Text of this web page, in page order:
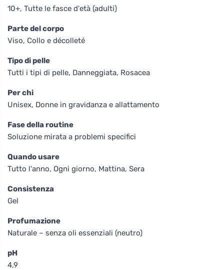
10+, Tutte le fasce d'età (adulti)
Parte del corpo
Viso, Collo e décolleté
Tipo di pelle
Tutti i tipi di pelle, Danneggiata, Rosacea
Per chi
Unisex, Donne in gravidanza e allattamento
Fase della routine
Soluzione mirata a problemi specifici
Quando usare
Tutto l'anno, Ogni giorno, Mattina, Sera
Consistenza
Gel
Profumazione
Naturale – senza oli essenziali (neutro)
pH
4,9